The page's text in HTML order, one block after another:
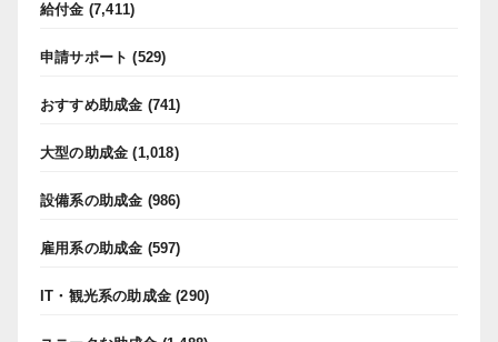
給付金 (7,411)
申請サポート (529)
おすすめ助成金 (741)
大型の助成金 (1,018)
設備系の助成金 (986)
雇用系の助成金 (597)
IT・観光系の助成金 (290)